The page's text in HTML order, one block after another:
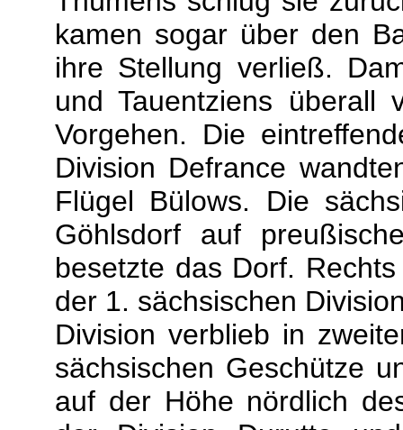
kamen sogar über den
ihre Stellung verließ.
und Tauentziens überall
Vorgehen. Die
Division Defrance
Flügel Bülows. Die
Göhlsdorf auf
besetzte das Dorf.
der 1. sächsischen
Division verblieb in
sächsischen Geschütze
auf der Höhe nördlich